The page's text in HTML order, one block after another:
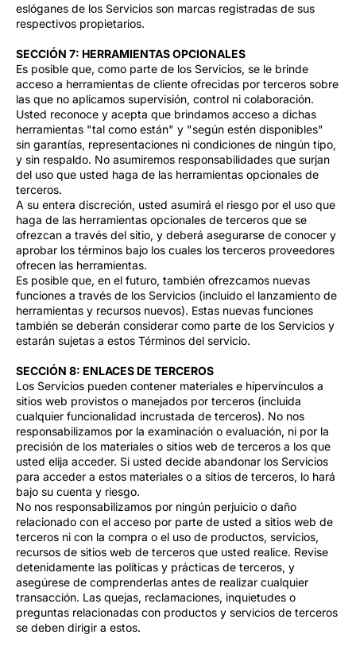
eslóganes de los Servicios son marcas registradas de sus
respectivos propietarios.
SECCIÓN 7: HERRAMIENTAS OPCIONALES
Es posible que, como parte de los Servicios, se le brinde
acceso a herramientas de cliente ofrecidas por terceros sobre
las que no aplicamos supervisión, control ni colaboración.
Usted reconoce y acepta que brindamos acceso a dichas
herramientas "tal como están" y "según estén disponibles"
sin garantías, representaciones ni condiciones de ningún tipo,
y sin respaldo. No asumiremos responsabilidades que surjan
del uso que usted haga de las herramientas opcionales de
terceros.
A su entera discreción, usted asumirá el riesgo por el uso que
haga de las herramientas opcionales de terceros que se
ofrezcan a través del sitio, y deberá asegurarse de conocer y
aprobar los términos bajo los cuales los terceros proveedores
ofrecen las herramientas.
Es posible que, en el futuro, también ofrezcamos nuevas
funciones a través de los Servicios (incluido el lanzamiento de
herramientas y recursos nuevos). Estas nuevas funciones
también se deberán considerar como parte de los Servicios y
estarán sujetas a estos Términos del servicio.
SECCIÓN 8: ENLACES DE TERCEROS
Los Servicios pueden contener materiales e hipervínculos a
sitios web provistos o manejados por terceros (incluida
cualquier funcionalidad incrustada de terceros). No nos
responsabilizamos por la examinación o evaluación, ni por la
precisión de los materiales o sitios web de terceros a los que
usted elija acceder. Si usted decide abandonar los Servicios
para acceder a estos materiales o a sitios de terceros, lo hará
bajo su cuenta y riesgo.
No nos responsabilizamos por ningún perjuicio o daño
relacionado con el acceso por parte de usted a sitios web de
terceros ni con la compra o el uso de productos, servicios,
recursos de sitios web de terceros que usted realice. Revise
detenidamente las políticas y prácticas de terceros, y
asegúrese de comprenderlas antes de realizar cualquier
transacción. Las quejas, reclamaciones, inquietudes o
preguntas relacionadas con productos y servicios de terceros
se deben dirigir a estos.